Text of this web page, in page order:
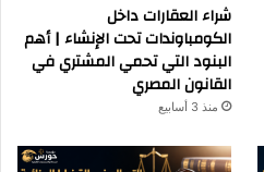
شراء العقارات داخل
الكومباوندات تحت الإنشاء | أهم
البنود التي تحمي المشتري في
القانون المصري
منذ 3 أسابيع